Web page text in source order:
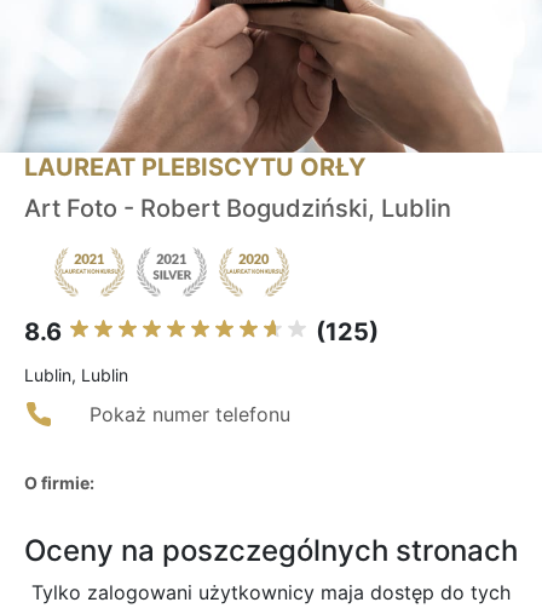
LAUREAT PLEBISCYTU ORŁY
Art Foto - Robert Bogudziński, Lublin
8.6 (125)
Lublin, Lublin
Pokaż numer telefonu
O firmie:
Oceny na poszczególnych stronach
Tylko zalogowani użytkownicy maja dostęp do tych